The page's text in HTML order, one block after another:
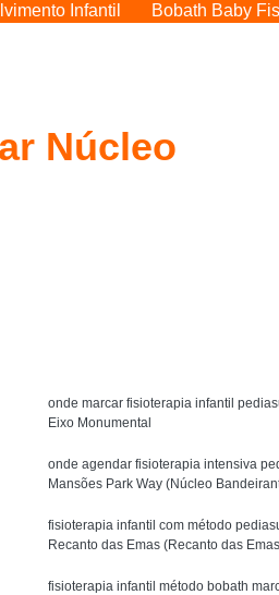
Infantil
Bobath Baby
Fisioterapia Bobath Infantil para
Cognitivo Comportamental
Psicoterapia Infantil
Psicoterapia para Criança Autista
Psicoterapia para Crianças
Psicoterapia para Crianças Águas
Núcleo
onde marcar fisioterapia infantil
Eixo Monumental
onde agendar fisioterapia intensiva
Mansões Park Way (Núcleo
fisioterapia infantil com método
Recanto das Emas (Recanto das
fisioterapia infantil método bobath